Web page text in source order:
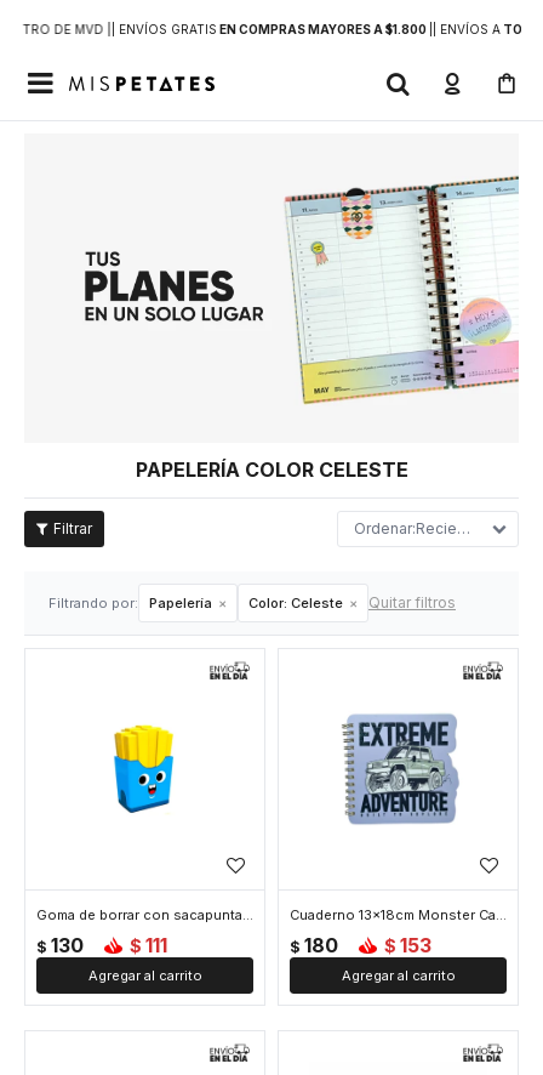
DE MVD | | ENVÍOS GRATIS EN COMPRAS MAYORES A $1.800 | ENVÍOS ATODO

PAPELERÍA COLOR CELESTE
Recientes
Filtrando por: Papelería Color: Celeste Quitar filtros
Goma de borrar con sacapuntas - Celeste
$ 130 $ 111
Cuaderno 13x18cm Monster Car - Celeste
$ 180 $ 153